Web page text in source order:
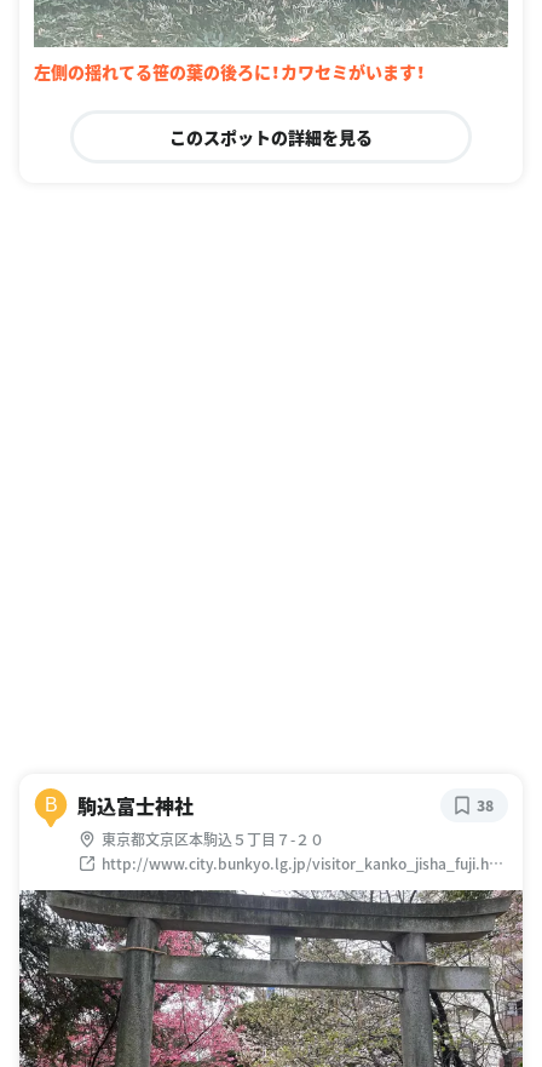
左側の揺れてる笹の葉の後ろに！カワセミがいます！
このスポットの詳細を見る
B 駒込富士神社
東京都文京区本駒込５丁目７-２０
http://www.city.bunkyo.lg.jp/visitor_kanko_jisha_fuji.htm
l
38